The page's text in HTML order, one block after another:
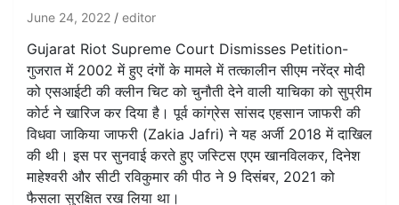
June 24, 2022 editor
Gujarat Riot Supreme Court Dismisses Petition-
गुजरात में 2002 में हुए दंगों के मामले में तत्कालीन सीएम नरेंद्र मोदी
को एसआईटी की क्लीन चिट को चुनौती देने वाली याचिका को सुप्रीम
कोर्ट ने खारिज कर दिया है। पूर्व कांग्रेस सांसद एहसान जाफरी की
विधवा जाकिया जाफरी (Zakia Jafri) ने यह अर्जी 2018 में दाखिल
की थी। इस पर सुनवाई करते हुए जस्टिस एएम खानविलकर, दिनेश
माहेश्वरी और सीटी रविकुमार की पीठ ने 9 दिसंबर, 2021 को
फैसला सुरक्षित रख लिया था।